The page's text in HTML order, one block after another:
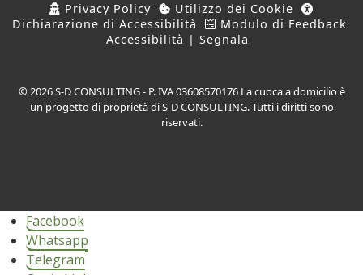
Privacy Policy
Utilizzo dei Cookie
Dichiarazione di Accessibilità
Modulo di Feedback
Accessibilità | Segnala
© 2026 S-D CONSULTING - P. IVA 03608570176 La cuoca a domicilio è
un progetto di proprietà di S-D CONSULTING. Tutti i diritti sono
riservati.
Facebook
Whatsapp
Telegram